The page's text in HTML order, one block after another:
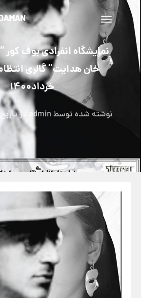
تغییر
ناوبری
نمایشگاه انفرادی بوف
خرداد1400
نوشته شده توسطadmin در تاریخ